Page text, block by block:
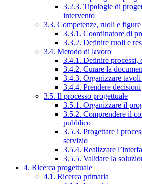
3.2.3. Tipologie di
intervento
3.3. Competenze, ruoli e
3.3.1. Coordinatore di
3.3.2. Definire ruoli e
3.4. Metodo di lavoro
3.4.1. Definire processi,
3.4.2. Curare la
3.4.3. Organizzare
3.4.4. Prendere decisioni
3.5. Il processo progettuale
3.5.1. Organizzare il
3.5.2. Comprendere il
pubblico
3.5.3. Progettare i
servizio
3.5.4. Realizzare
3.5.5. Validare la
4. Ricerca progettuale
4.1. Ricerca primaria